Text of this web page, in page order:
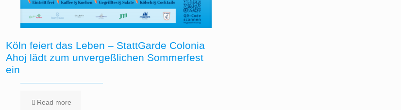
Köln feiert das Leben – StattGarde Colonia
Ahoj lädt zum unvergeßlichen Sommerfest
ein
Read more